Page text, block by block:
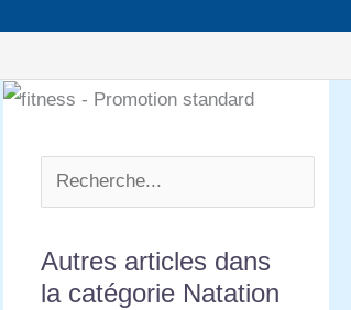
Autres articles dans
la catégorie Natation